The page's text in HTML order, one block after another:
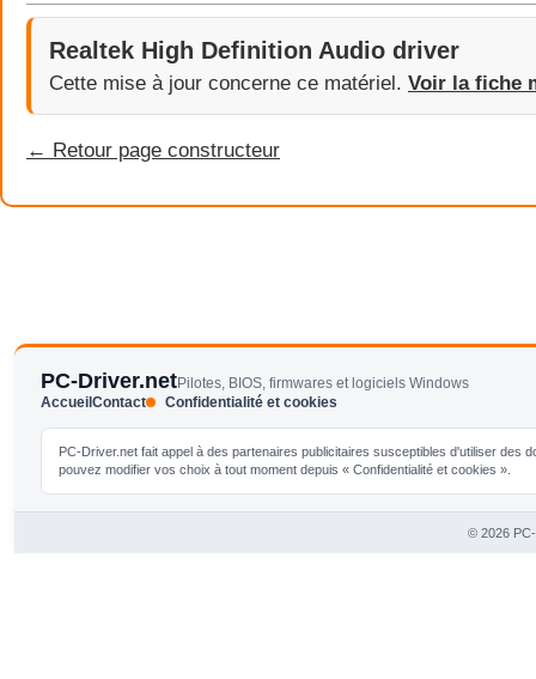
Realtek High Definition Audio driver
Cette mise à jour concerne ce matériel. Voir la fiche
← Retour page constructeur
PC-Driver.netPilotes, BIOS, firmwares et logiciels Windows
AccueilContact Confidentialité et cookies
PC-Driver.net fait appel à des partenaires publicitaires susceptibles d'utiliser
pouvez modifier vos choix à tout moment depuis « Confidentialité et cookies ».
© 2026